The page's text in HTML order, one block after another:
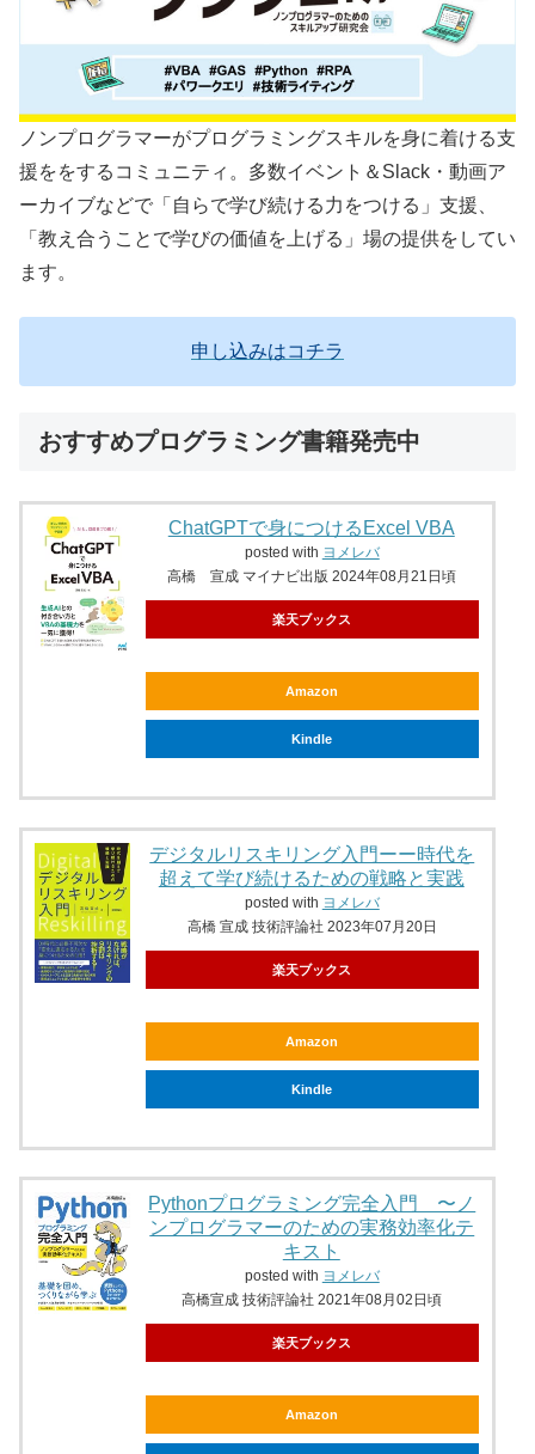
ノンプログラマーがプログラミングスキルを身に着ける支
援ををするコミュニティ。多数イベント＆Slack・動画ア
ーカイブなどで「自らで学び続ける力をつける」支援、
「教え合うことで学びの価値を上げる」場の提供をしてい
ます。
申し込みはコチラ
おすすめプログラミング書籍発売中
ChatGPTで身につけるExcel VBA
posted with ヨメレバ
高橋 宣成 マイナビ出版 2024年08月21日頃
楽天ブックス
Amazon
Kindle
デジタルリスキリング入門ーー時代を
超えて学び続けるための戦略と実践
posted with ヨメレバ
高橋 宣成 技術評論社 2023年07月20日
楽天ブックス
Amazon
Kindle
Pythonプログラミング完全入門 〜ノ
ンプログラマーのための実務効率化テ
キスト
posted with ヨメレバ
高橋宣成 技術評論社 2021年08月02日頃
楽天ブックス
Amazon